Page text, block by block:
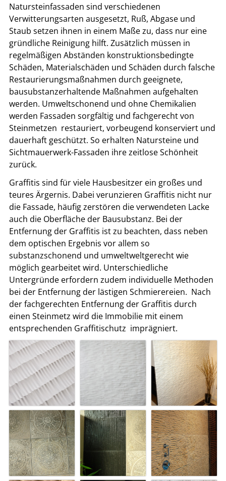
Natursteinfassaden sind verschiedenen
Verwitterungsarten ausgesetzt, Ruß, Abgase und
Staub setzen ihnen in einem Maße zu, dass nur eine
gründliche Reinigung hilft. Zusätzlich müssen in
regelmäßigen Abständen konstruktionsbedingte
Schäden, Materialschäden und Schäden durch falsche
Restaurierungsmaßnahmen durch geeignete,
bausubstanzerhaltende Maßnahmen aufgehalten
werden. Umweltschonend und ohne Chemikalien
werden Fassaden sorgfältig und fachgerecht von
Steinmetzen restauriert, vorbeugend konserviert und
dauerhaft geschützt. So erhalten Natursteine und
Sichtmauerwerk-Fassaden ihre zeitlose Schönheit
zurück.
Graffitis sind für viele Hausbesitzer ein großes und
teures Ärgernis. Dabei verunzieren Graffitis nicht nur
die Fassade, häufig zerstören die verwendeten Lacke
auch die Oberfläche der Bausubstanz. Bei der
Entfernung der Graffitis ist zu beachten, dass neben
dem optischen Ergebnis vor allem so
substanzschonend und umweltweltgerecht wie
möglich gearbeitet wird. Unterschiedliche
Untergründe erfordern zudem individuelle Methoden
bei der Entfernung der lästigen Schmierereien. Nach
der fachgerechten Entfernung der Graffitis durch
einen Steinmetz wird die Immobilie mit einem
entsprechenden Graffitischutz imprägniert.